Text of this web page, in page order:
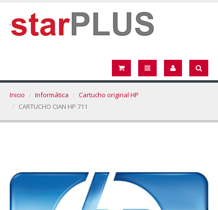
Inicio Informática
Cartucho original HP
CARTUCHO CIAN HP 711